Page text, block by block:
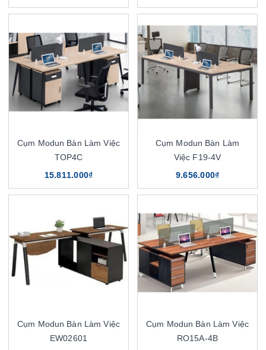
Cụm Modun Bàn Làm Việc
TOP4C
15.811.000₫
Cụm Modun Bàn Làm
Việc F19-4V
9.656.000₫
Cụm Modun Bàn Làm Việc
EW02601
Cụm Modun Bàn Làm Việc
RO15A-4B